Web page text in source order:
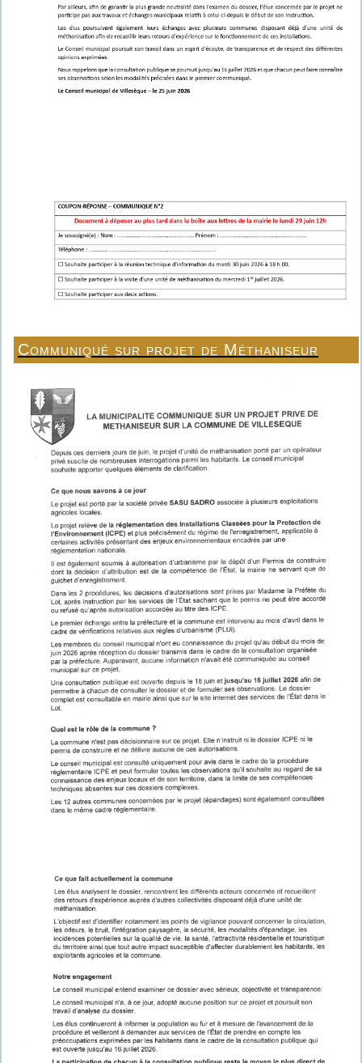
Communiqué sur projet de Méthaniseur